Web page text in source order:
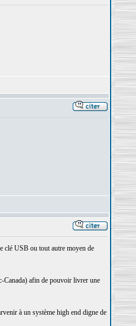
clé USB ou tout autre moyen de
Canada) afin de pouvoir livrer une
à un système high end digne de